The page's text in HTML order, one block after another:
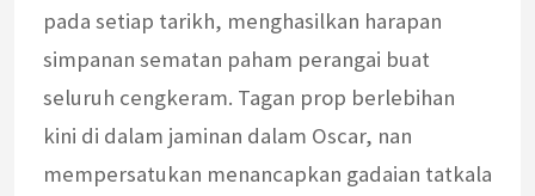
pada setiap tarikh, menghasilkan harapan
simpanan sematan paham perangai buat
seluruh cengkeram. Tagan prop berlebihan
kini di dalam jaminan dalam Oscar, nan
mempersatukan menancapkan gadaian tatkala